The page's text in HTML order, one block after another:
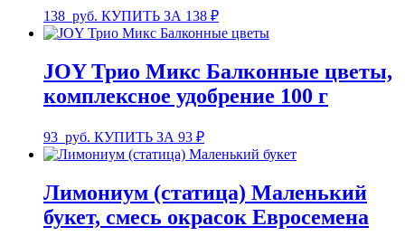
138 руб. КУПИТЬ ЗА 138 ₽
JOY Трио Микс Балконные цветы,
комплексное удобрение 100 г
93 руб. КУПИТЬ ЗА 93 ₽
Лимониум (статица) Маленький
букет, смесь окрасок Евросемена